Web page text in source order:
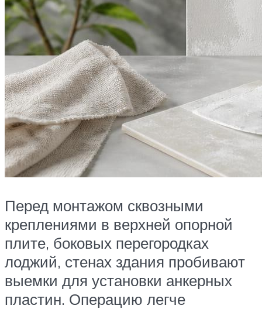
Перед монтажом сквозными
креплениями в верхней опорной
плите, боковых перегородках
лоджий, стенах здания пробивают
выемки для установки анкерных
пластин. Операцию легче